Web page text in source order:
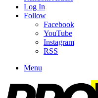
Log In
Follow
Facebook
YouTube
Instagram
RSS
Menu